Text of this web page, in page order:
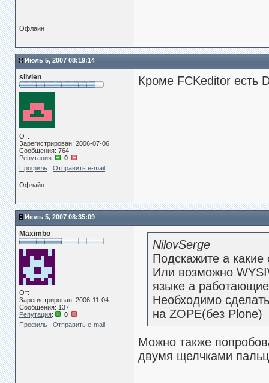
Офлайн
Июль 5, 2007 08:19:14
slivlen
От:
Зарегистрирован: 2006-07-06
Сообщения: 764
Репутация:
0
Профиль
Отправить e-mail
Кроме FCKeditor есть
Офлайн
Июль 5, 2007 08:35:09
Maximbo
От:
Зарегистрирован: 2006-11-04
Сообщения: 137
Репутация:
0
Профиль
Отправить e-mail
NilovSerge
Подскажите а
Или возможно
языке а
Необходимо
на ZOPE(без Plone)
Можно также
двумя щелчками